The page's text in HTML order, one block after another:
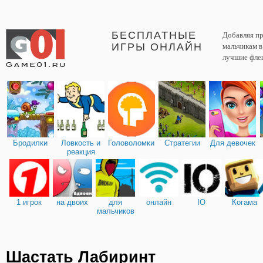
БЕСПЛАТНЫЕ
ИГРЫ ОНЛАЙН
Добавляя
мальчикам
лучшие
Бродилки
Ловкость и
реакция
Головоломки Стратегии Для девочек
1 игрок на двоих
для
мальчиков
онлайн IO Когама
Шастать Лабиринт